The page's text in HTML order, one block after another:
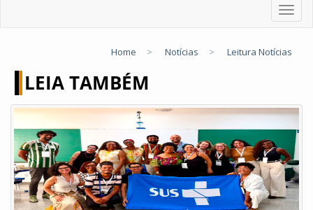
Home > Notícias > Leitura Notícias
LEIA TAMBÉM